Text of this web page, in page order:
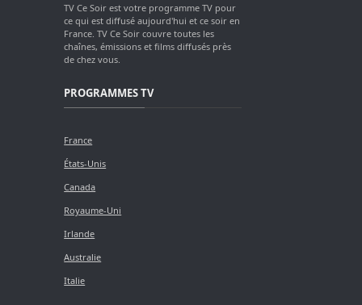
TV Ce Soir est votre programme TV pour
ce qui est diffusé aujourd'hui et ce soir en
France. TV Ce Soir couvre toutes les
chaînes, émissions et films diffusés près
de chez vous.
PROGRAMMES TV
France
États-Unis
Canada
Royaume-Uni
Irlande
Australie
Italie